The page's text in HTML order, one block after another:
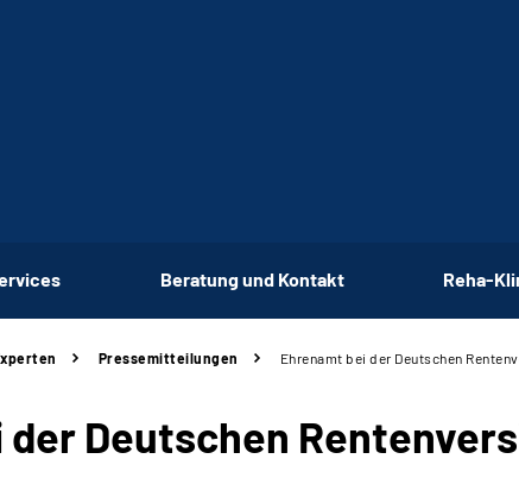
Beratung und Kontakt Reha-
Pressemitteilungen Ehrenamt bei der Deutschen
Deutschen